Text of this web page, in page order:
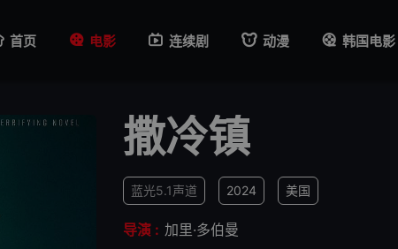
首页 电影 连续剧 动漫 韩国电影
撒冷镇
蓝光5.1声道 2024 美国
导演 : 加里·多伯曼